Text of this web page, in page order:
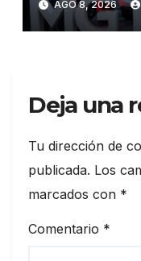
híbrida y
ExpoAuto
AGO 8, 2026
Deja una
Tu dirección de
publicada. Los
marcados con *
Comentario *